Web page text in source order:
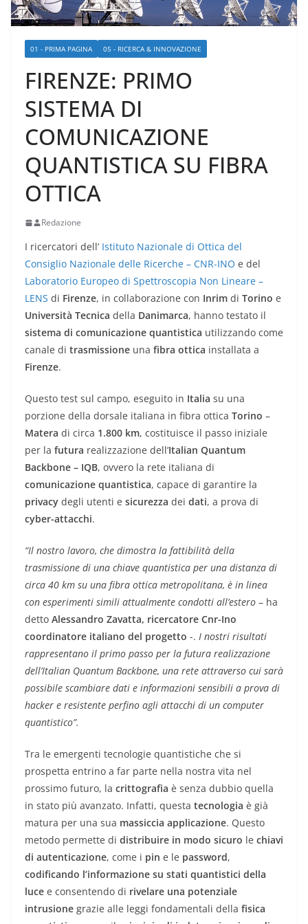
01 - PRIMA PAGINA 05 - RICERCA & INNOVAZIONE
FIRENZE: PRIMO
SISTEMA DI
COMUNICAZIONE
QUANTISTICA SU FIBRA
OTTICA
Redazione
I ricercatori dell’ Istituto Nazionale di Ottica del
Consiglio Nazionale delle Ricerche – CNR-INO e del
Laboratorio Europeo di Spettroscopia Non Lineare –
LENS di Firenze, in collaborazione con Inrim di Torino e
Università Tecnica della Danimarca, hanno testato il
sistema di comunicazione quantistica utilizzando come
canale di trasmissione una fibra ottica installata a
Firenze.
Questo test sul campo, eseguito in Italia su una
porzione della dorsale italiana in fibra ottica Torino –
Matera di circa 1.800 km, costituisce il passo iniziale
per la futura realizzazione dell’Italian Quantum
Backbone – IQB, ovvero la rete italiana di
comunicazione quantistica, capace di garantire la
privacy degli utenti e sicurezza dei dati, a prova di
cyber-attacchi.
“Il nostro lavoro, che dimostra la fattibilità della
trasmissione di una chiave quantistica per una distanza di
circa 40 km su una fibra ottica metropolitana, è in linea
con esperimenti simili attualmente condotti all’estero – ha
detto Alessandro Zavatta, ricercatore Cnr-Ino
coordinatore italiano del progetto -. I nostri risultati
rappresentano il primo passo per la futura realizzazione
dell’Italian Quantum Backbone, una rete attraverso cui sarà
possibile scambiare dati e informazioni sensibili a prova di
hacker e resistente perfino agli attacchi di un computer
quantistico”.
Tra le emergenti tecnologie quantistiche che si
prospetta entrino a far parte nella nostra vita nel
prossimo futuro, la crittografia è senza dubbio quella
in stato più avanzato. Infatti, questa tecnologia è già
matura per una sua massiccia applicazione. Questo
metodo permette di distribuire in modo sicuro le chiavi
di autenticazione, come i pin e le password,
codificando l’informazione su stati quantistici della
luce e consentendo di rivelare una potenziale
intrusione grazie alle leggi fondamentali della fisica